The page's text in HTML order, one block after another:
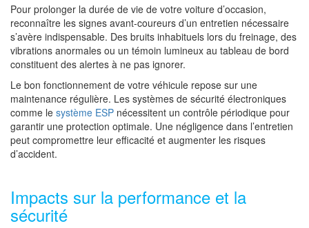
Pour prolonger la durée de vie de votre voiture d’occasion,
reconnaître les signes avant-coureurs d’un entretien nécessaire
s’avère indispensable. Des bruits inhabituels lors du freinage, des
vibrations anormales ou un témoin lumineux au tableau de bord
constituent des alertes à ne pas ignorer.
Le bon fonctionnement de votre véhicule repose sur une
maintenance régulière. Les systèmes de sécurité électroniques
comme le système ESP nécessitent un contrôle périodique pour
garantir une protection optimale. Une négligence dans l’entretien
peut compromettre leur efficacité et augmenter les risques
d’accident.
Impacts sur la performance et la
sécurité